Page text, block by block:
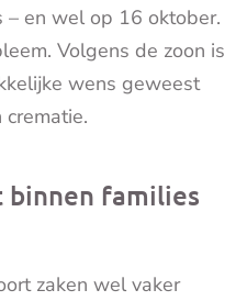
– en wel op 16 oktober.
Volgens de zoon is
wens geweest
binnen families
zaken wel vaker